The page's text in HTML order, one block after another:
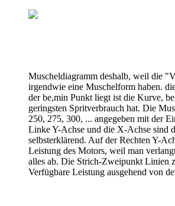
Muscheldiagramm deshalb, weil die
irgendwie eine Muschelform haben.
der be,min Punkt liegt ist die Kurve,
geringsten Spritverbrauch hat. Die
250, 275, 300, ... angegeben mit der
Linke Y-Achse und die X-Achse sind
selbsterklärend. Auf der Rechten Y-
Leistung des Motors, weil man
alles ab. Die Strich-Zweipunkt Linien
Verfügbare Leistung ausgehend von